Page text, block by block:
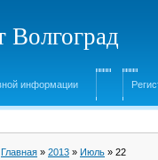
Волгоград
информации
Главная » 2013 » Июль » 22